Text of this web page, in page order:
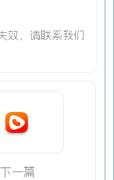
效，请联系我们
下一篇